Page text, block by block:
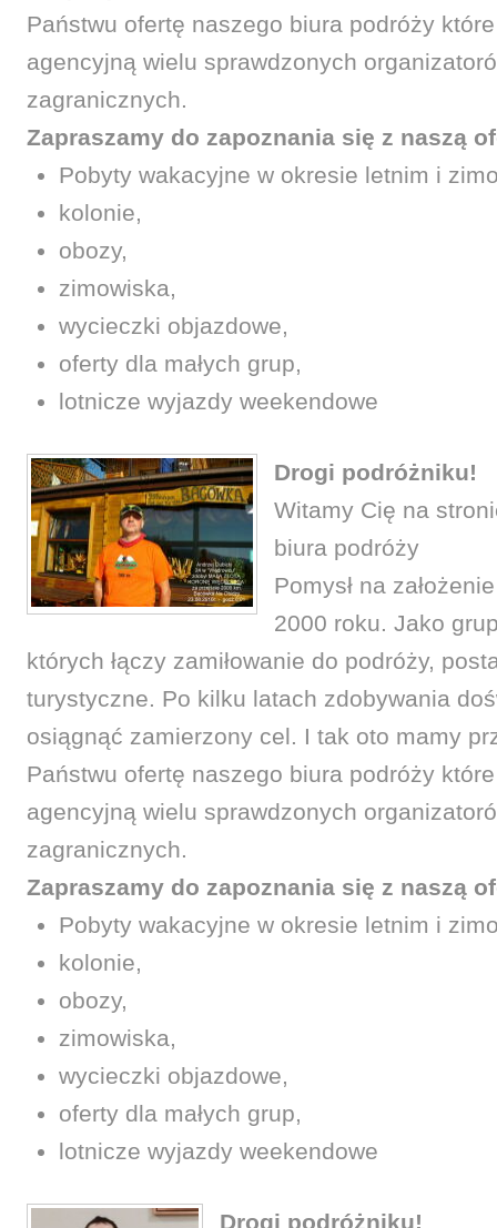
Państwu ofertę naszego biura podróży
agencyjną wielu sprawdzonych
zagranicznych.
Zapraszamy do zapoznania się z naszą
Pobyty wakacyjne w okresie letnim i
kolonie,
obozy,
zimowiska,
wycieczki objazdowe,
oferty dla małych grup,
lotnicze wyjazdy weekendowe
Drogi podróżniku!
Witamy Cię na
biura podróży
Pomysł na
2000 roku. Jako
których łączy zamiłowanie do podróży,
turystyczne. Po kilku latach zdobywania
osiągnąć zamierzony cel. I tak oto mamy
Państwu ofertę naszego biura podróży
agencyjną wielu sprawdzonych
zagranicznych.
Zapraszamy do zapoznania się z naszą
Pobyty wakacyjne w okresie letnim i
kolonie,
obozy,
zimowiska,
wycieczki objazdowe,
oferty dla małych grup,
lotnicze wyjazdy weekendowe
Drogi podróżniku!